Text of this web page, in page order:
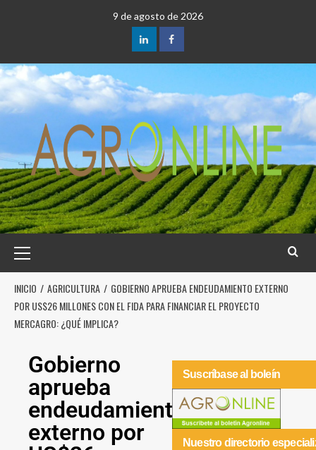
9 de agosto de 2026
INICIO AGRICULTURA
GOBIERNO APRUEBA ENDEUDAMIENTO EXTERNO
POR US$26 MILLONES CON EL FIDA PARA FINANCIAR EL PROYECTO
MERCAGRO: ¿QUÉ IMPLICA?
Gobierno
aprueba
endeudamiento
externo por
Suscríbase al boleín
Nuestro directorio